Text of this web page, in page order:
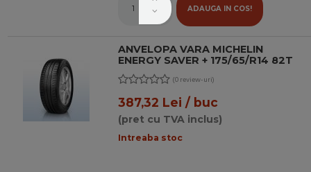
ADAUGA IN COS!
ANVELOPA VARA MICHELIN
ENERGY SAVER + 175/65/R14 82T
(0 review-uri)
387,32 Lei / buc
(pret cu TVA inclus)
Intreaba stoc